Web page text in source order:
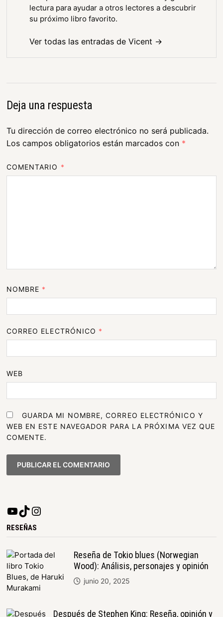
lectura para ayudar a otros lectores a descubrir
su próximo libro favorito.
Ver todas las entradas de Vicent →
Deja una respuesta
Tu dirección de correo electrónico no será publicada.
Los campos obligatorios están marcados con *
COMENTARIO *
NOMBRE *
CORREO ELECTRÓNICO *
WEB
GUARDA MI NOMBRE, CORREO ELECTRÓNICO Y
WEB EN ESTE NAVEGADOR PARA LA PRÓXIMA VEZ QUE
COMENTE.
RESEÑAS
Reseña de Tokio blues (Norwegian
Wood): Análisis, personajes y opinión
junio 20, 2025
Después de Stephen King: Reseña, opinión y